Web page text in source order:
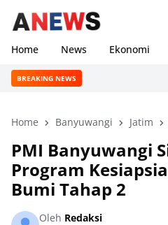
Home News Ekonomi
BREAKING NEWS
Home Banyuwangi Jatim
PMI Banyuwangi
Program
Bumi Tahap 2
Oleh Redaksi